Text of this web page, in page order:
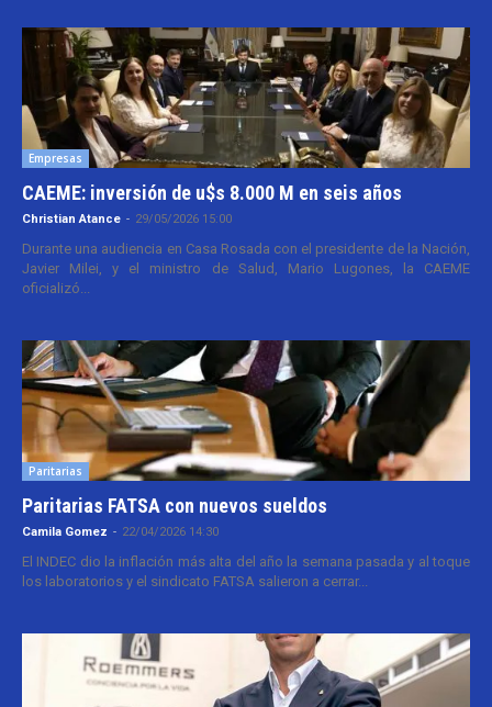
Empresas
CAEME: inversión de u$s 8.000 M en seis años
Christian Atance - 29/05/2026 15:00
Durante una audiencia en Casa Rosada con el presidente de la Nación,
Javier Milei, y el ministro de Salud, Mario Lugones, la CAEME
oficializó...
Paritarias
Paritarias FATSA con nuevos sueldos
Camila Gomez - 22/04/2026 14:30
El INDEC dio la inflación más alta del año la semana pasada y al toque
los laboratorios y el sindicato FATSA salieron a cerrar...